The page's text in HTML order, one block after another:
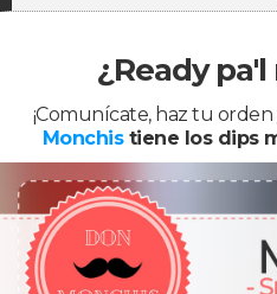
¿Ready
¡Comunícate, haz tu
Monchistiene los dips